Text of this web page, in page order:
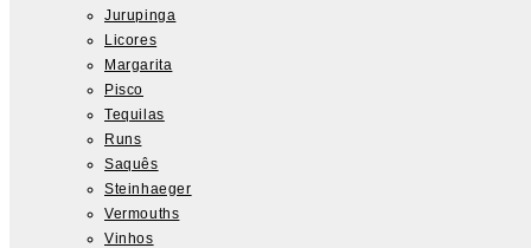
Jurupinga
Licores
Margarita
Pisco
Tequilas
Runs
Saquês
Steinhaeger
Vermouths
Vinhos